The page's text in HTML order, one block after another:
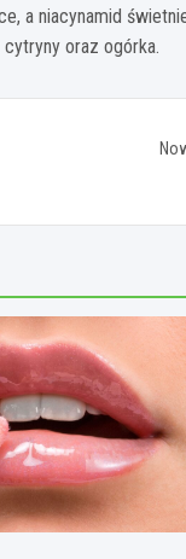
a niacynamid
oraz ogórka.